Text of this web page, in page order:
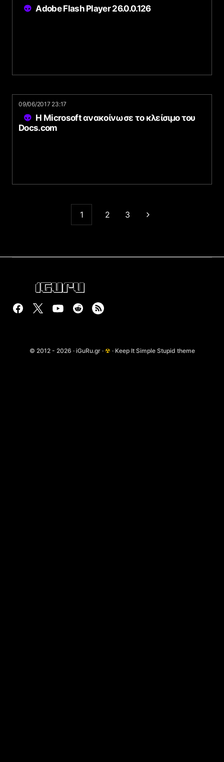
Adobe Flash Player 26.0.0.126
09/06/2017 23:17
Η Microsoft ανακοίνωσε το κλείσιμο του
Docs.com
1 2 3
© 2012 - 2026 · iGuRu.gr · ☢ · Keep It Simple Stupid theme